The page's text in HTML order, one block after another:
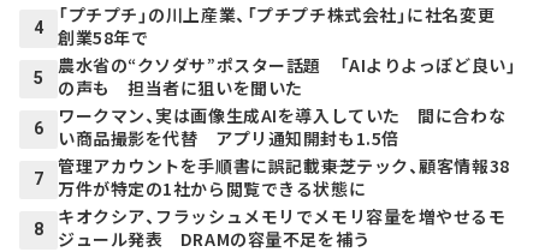
4
「プチプチ」の川上産業、「プチプチ株式会社」に社名変更
創業58年で
5
農水省の“クソダサ”ポスター話題 「AIよりよっぽど良い」
の声も 担当者に狙いを聞いた
6
ワークマン、実は画像生成AIを導入していた 間に合わな
い商品撮影を代替 アプリ通知開封も1.5倍
7
管理アカウントを手順書に誤記載――東芝テック、顧客情報38
万件が特定の1社から閲覧できる状態に
8
キオクシア、フラッシュメモリでメモリ容量を増やせるモ
ジュール発表 DRAMの容量不足を補う